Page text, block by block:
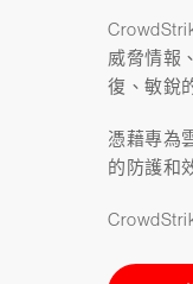
威脅情報
復、敏銳
憑藉專為
的防護和